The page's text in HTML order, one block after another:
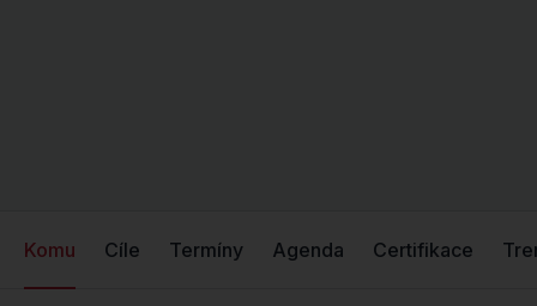
Komu Cíle Termíny Agenda Certifikace